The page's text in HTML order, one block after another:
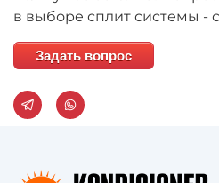
в выборе сплит системы -
Задать вопрос